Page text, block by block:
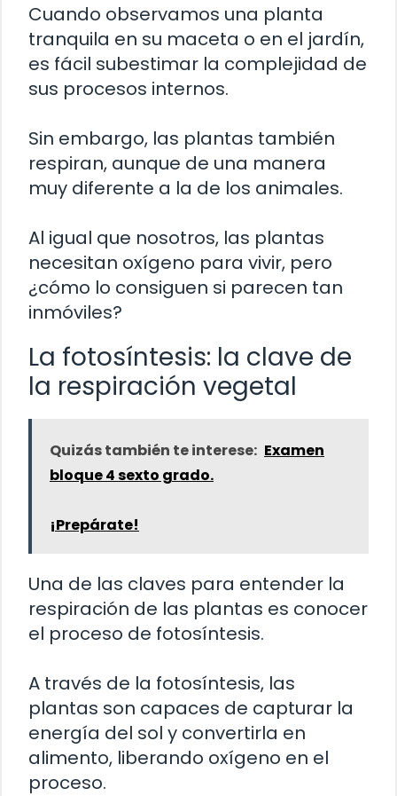
Cuando observamos una planta
tranquila en su maceta o en el jardín,
es fácil subestimar la complejidad de
sus procesos internos.
Sin embargo, las plantas también
respiran, aunque de una manera
muy diferente a la de los animales.
Al igual que nosotros, las plantas
necesitan oxígeno para vivir, pero
¿cómo lo consiguen si parecen tan
inmóviles?
La fotosíntesis: la clave de
la respiración vegetal
Quizás también te interese: Examen
bloque 4 sexto grado.
¡Prepárate!
Una de las claves para entender la
respiración de las plantas es conocer
el proceso de fotosíntesis.
A través de la fotosíntesis, las
plantas son capaces de capturar la
energía del sol y convertirla en
alimento, liberando oxígeno en el
proceso.